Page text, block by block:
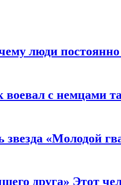
люди
с немцами
звезда «Молодой
друга» Этот